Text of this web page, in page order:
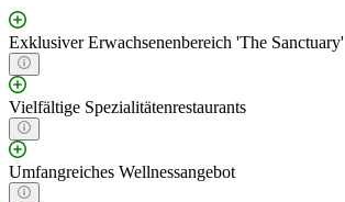
Exklusiver Erwachsenenbereich 'The Sanctuary'
Vielfältige Spezialitätenrestaurants
Umfangreiches Wellnessangebot